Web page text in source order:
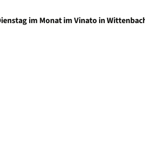
im Monat im Vinato in